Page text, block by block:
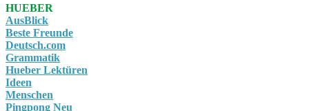
HUEBER
AusBlick
Beste Freunde
Deutsch.com
Grammatik
Hueber Lektüren
Ideen
Menschen
Pingpong Neu